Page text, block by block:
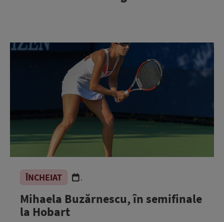
ÎNCHEIAT .
Mihaela Buzărnescu, în semifinale
la Hobart